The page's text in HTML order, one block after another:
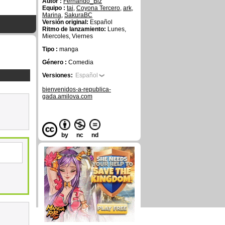
Equipo : tai, Coyona Tercero, ark,
Marina, SakuraBC
Versión original: Español
Ritmo de lanzamiento: Lunes,
Miercoles, Viernes
Tipo : manga
Género : Comedia
Versiones: Español
bienvenidos-a-republica-
gada.amilova.com
by nc nd